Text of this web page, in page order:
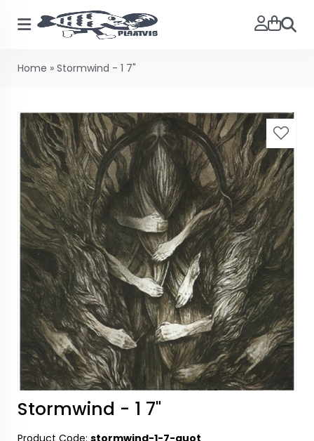
Search
Home » Stormwind - 1 7"
Stormwind - 1 7"
Product Code: stormwind-1-7-quot